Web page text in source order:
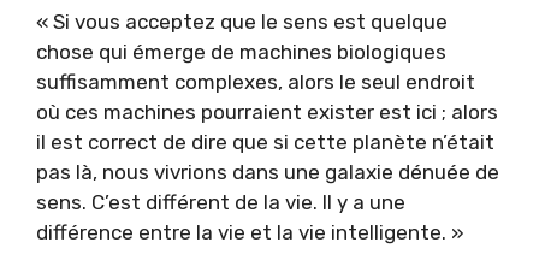
« Si vous acceptez que le sens est quelque
chose qui émerge de machines biologiques
suffisamment complexes, alors le seul endroit
où ces machines pourraient exister est ici ; alors
il est correct de dire que si cette planète n’était
pas là, nous vivrions dans une galaxie dénuée de
sens. C’est différent de la vie. Il y a une
différence entre la vie et la vie intelligente. »